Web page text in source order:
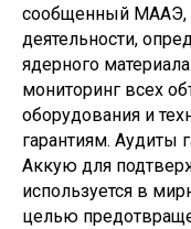
сообщенный МААЭ,
деятельности,
ядерного
мониторинг всех
оборудования и
гарантиям. Аудиты
Аккую для
используется в
целью